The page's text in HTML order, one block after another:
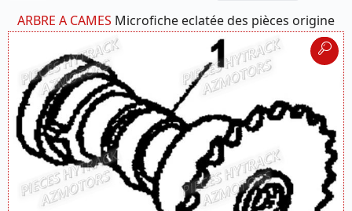
ARBRE A CAMES Microfiche eclatée des pièces origine